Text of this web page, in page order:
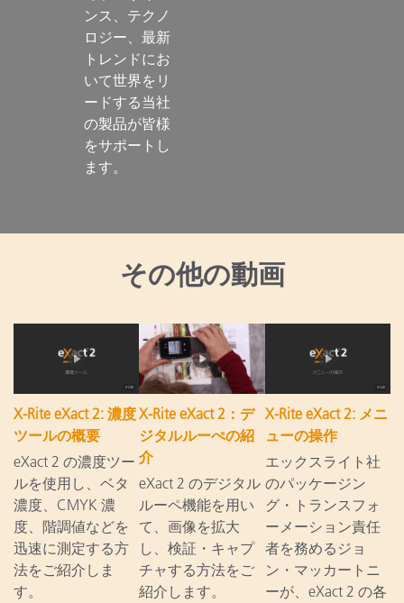
ンス、テクノ
ロジー、最新
トレンドにお
いて世界をリ
ードする当社
の製品が皆様
をサポートし
ます。
その他の動画
X-Rite eXact 2: 濃度
ツールの概要
eXact 2 の濃度ツー
ルを使用し、ベタ
濃度、CMYK 濃
度、階調値などを
迅速に測定する方
法をご紹介しま
す。
X-Rite eXact 2：デ
ジタルルーぺの紹
介
eXact 2 のデジタル
ルーペ機能を用い
て、画像を拡大
し、検証・キャプ
チャする方法をご
紹介します。
X-Rite eXact 2: メニ
ューの操作
エックスライト社
のパッケージン
グ・トランスフォ
ーメーション責任
者を務めるジョ
ン・マッカートニ
ーが、eXact 2 の各